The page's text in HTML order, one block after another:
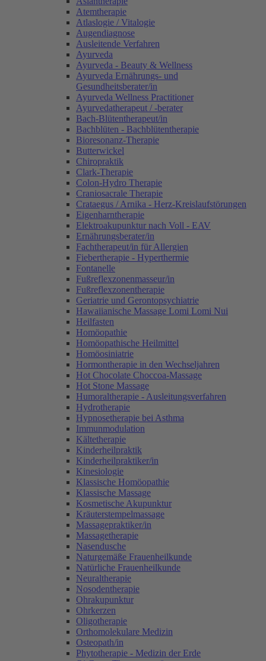
Atemtherapie
Atlaslogie / Vitalogie
Augendiagnose
Ausleitende Verfahren
Ayurveda
Ayurveda - Beauty & Wellness
Ayurveda Ernährungs- und
Gesundheitsberater/in
Ayurveda Wellness Practitioner
Ayurvedatherapeut / -berater
Bach-Blütentherapeut/in
Bachblüten - Bachblütentherapie
Bioresonanz-Therapie
Butterwickel
Chiropraktik
Clark-Therapie
Colon-Hydro Therapie
Craniosacrale Therapie
Crataegus / Arnika - Herz-Kreislaufstörungen
Eigenharntherapie
Elektroakupunktur nach Voll - EAV
Ernährungsberater/in
Fachtherapeut/in für Allergien
Fiebertherapie - Hyperthermie
Fontanelle
Fußreflexzonenmasseur/in
Fußreflexzonentherapie
Geriatrie und Gerontopsychiatrie
Hawaiianische Massage Lomi Lomi Nui
Heilfasten
Homöopathie
Homöopathische Heilmittel
Homöosiniatrie
Hormontherapie in den Wechseljahren
Hot Chocolate Choccoa-Massage
Hot Stone Massage
Humoraltherapie - Ausleitungsverfahren
Hydrotherapie
Hypnosetherapie bei Asthma
Immunmodulation
Kältetherapie
Kinderheilpraktik
Kinderheilpraktiker/in
Kinesiologie
Klassische Homöopathie
Klassische Massage
Kosmetische Akupunktur
Kräuterstempelmassage
Massagepraktiker/in
Massagetherapie
Nasendusche
Naturgemäße Frauenheilkunde
Natürliche Frauenheilkunde
Neuraltherapie
Nosodentherapie
Ohrakupunktur
Ohrkerzen
Oligotherapie
Orthomolekulare Medizin
Osteopath/in
Phytotherapie - Medizin der Erde